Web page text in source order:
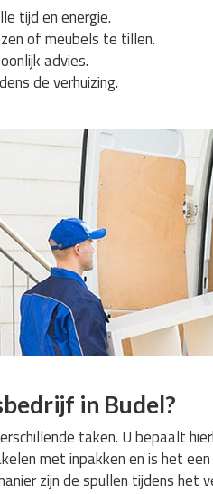
tijd en energie.
of meubels te tillen.
advies.
de verhuizing.
in Budel?
taken. U bepaalt
met inpakken en is het
zijn de spullen tijdens het